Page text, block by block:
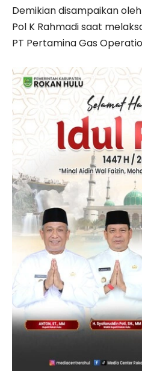
Demikian disampaikan
Pol K Rahmadi saat
PT Pertamina Gas